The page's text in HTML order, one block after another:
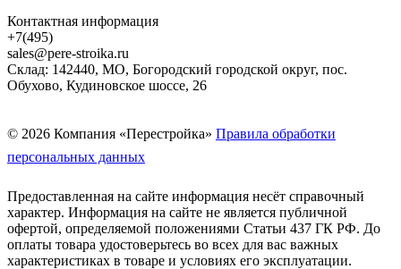
Контактная информация
+7(495)
sales@pere-stroika.ru
Склад: 142440, МО, Богородский городской округ, пос.
Обухово, Кудиновское шоссе, 26
© 2026 Компания «Перестройка» Правила обработки
персональных данных
Предоставленная на сайте информация несёт справочный
характер. Информация на сайте не является публичной
офертой, определяемой положениями Статьи 437 ГК РФ. До
оплаты товара удостоверьтесь во всех для вас важных
характеристиках в товаре и условиях его эксплуатации.